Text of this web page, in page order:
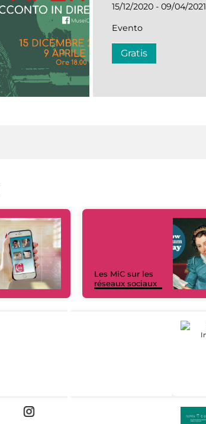
15/12/2020 - 09/04/2021
Evento
Gratis
Les MiC sur les
réseaux sociaux